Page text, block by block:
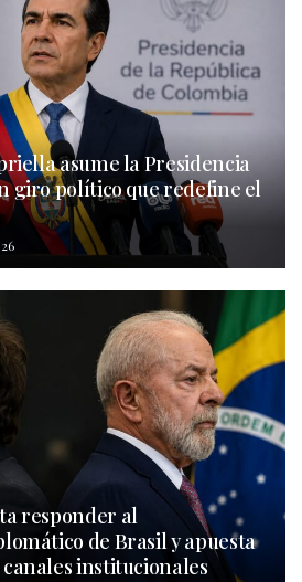
asume la Presidencia
giro político que redefine el
responder al
de Brasil y apuesta
institucionales